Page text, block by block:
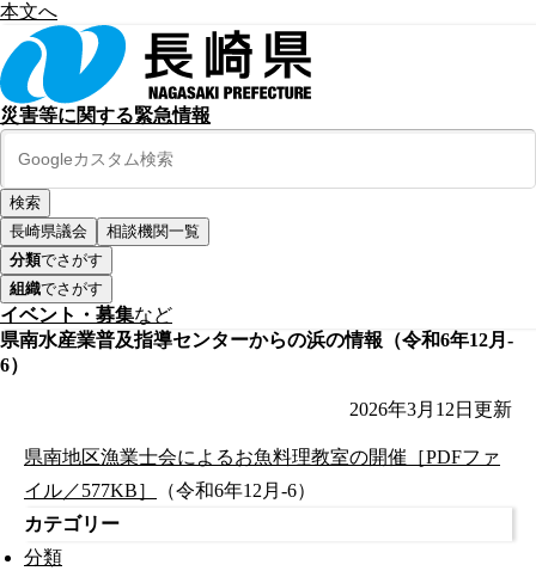
本文へ
災害等に関する緊急情報
長崎県議会
相談機関一覧
分類でさがす
組織でさがす
イベント・募集など
県南水産業普及指導センターからの浜の情報（令和6年12月-
6）
2026年3月12日 更新
県南地区漁業士会によるお魚料理教室の開催［PDFファ
イル／577KB］
（令和6年12月-6）
カテゴリー
分類